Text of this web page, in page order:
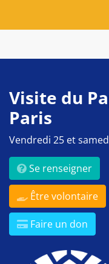
Visite du
Paris
Vendredi 25 et
Se renseigner
Être volontaire
Faire un don